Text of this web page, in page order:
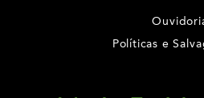
Políticas e